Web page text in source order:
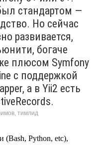
стандартом —
Но сейчас
развивается,
богаче
плюсом Symfony
с поддержкой
а в Yii2 есть
тимлид
(Bash, Python, etc),